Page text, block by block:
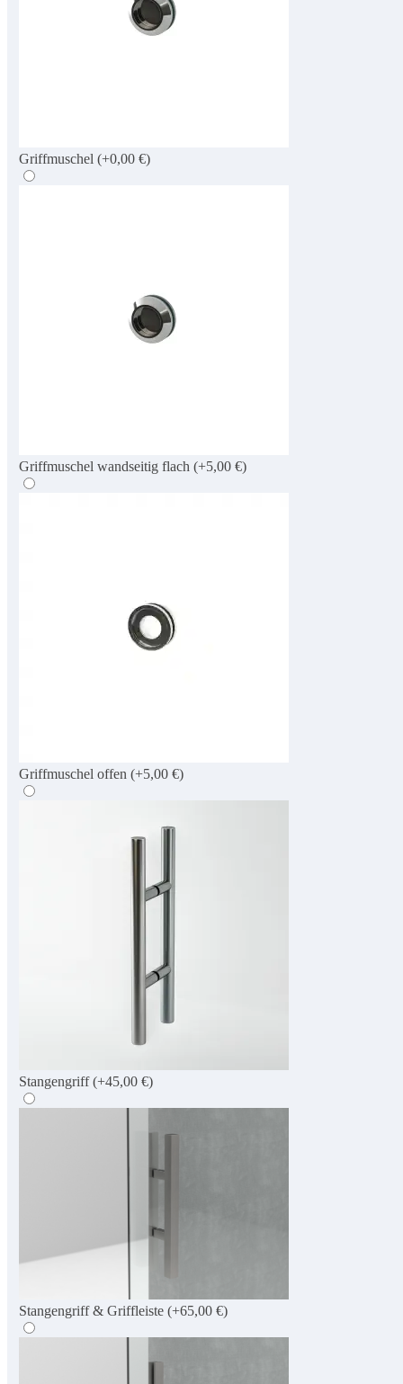
Griffmuschel (+0,00 €)
Griffmuschel wandseitig flach (+5,00 €)
Griffmuschel offen (+5,00 €)
Stangengriff(+45,00 €)
Stangengriff & Griffleiste (+65,00 €)